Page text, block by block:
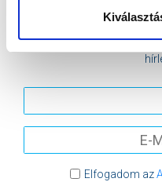
MTK BUDAPEST
Ne maradjon le egy
Elfogadom az